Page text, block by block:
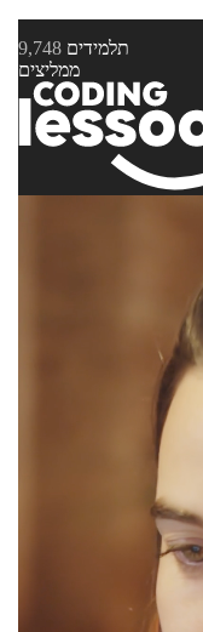
9,748 תלמידים
ממליצים